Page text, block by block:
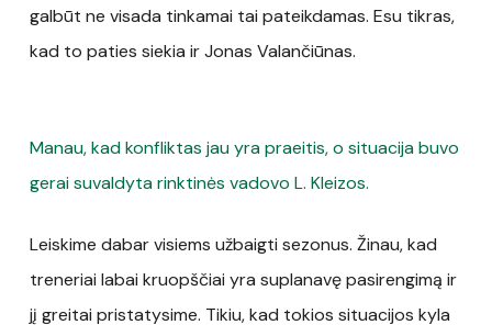
galbūt ne visada tinkamai tai pateikdamas. Esu tikras,
kad to paties siekia ir Jonas Valančiūnas.
Manau, kad konfliktas jau yra praeitis, o situacija buvo
gerai suvaldyta rinktinės vadovo L. Kleizos.
Leiskime dabar visiems užbaigti sezonus. Žinau, kad
treneriai labai kruopščiai yra suplanavę pasirengimą ir
jį greitai pristatysime. Tikiu, kad tokios situacijos kyla